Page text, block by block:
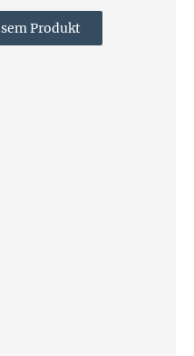
Produkt